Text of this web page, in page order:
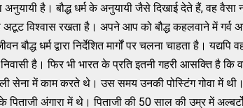
का अनुयायी है। बौद्ध धर्म के अनुयायी जैसे दिखाई देते हैं, वह वैसा
वह अटूट विश्वास रखता है। अपने आप को बौद्ध कहलवाने में गर्व
बौद्ध धर्म द्वारा निर्देशित मार्गों पर चलना चाहता है।
है। फिर भी भारत के प्रति इतनी गहरी आसक्ति है कि
सेना में काम करते थे। उस समय उनकी पोस्टिंग गोवा में
अंगारा में थे। पिताजी की 50 साल की उम्र में